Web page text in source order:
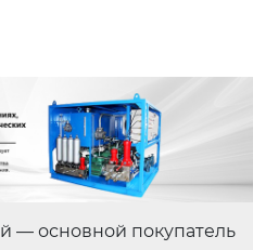
— основной покупатель